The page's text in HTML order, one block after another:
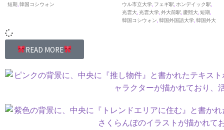
短期,韓国コシウォン
ウル市立大学, フェギ駅,ホンデイック駅,
光雲大,光雲大学,外大前駅, 慶熙大,短期,
韓国コシウォン,韓国外国語大学,韓国外大
READ MORE